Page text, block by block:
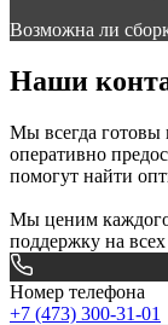
Возможна ли
Наши
Мы всегда
оперативно
помогут найти
Мы ценим каждого
поддержку на всех
Номер телефона
+7 (473) 300-31-01